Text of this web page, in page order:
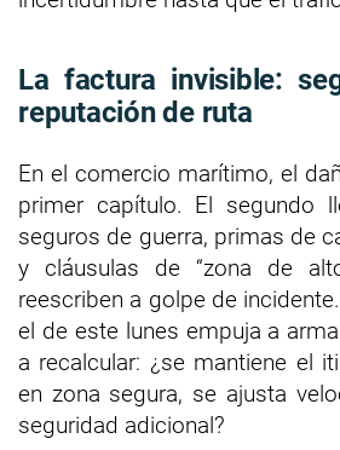
La factura invisible:
reputación de ruta
En el comercio marítimo, el
primer capítulo. El segundo
seguros de guerra, primas de
y cláusulas de “zona de
reescriben a golpe de
el de este lunes empuja a
a recalcular: ¿se mantiene el
en zona segura, se ajusta
seguridad adicional?